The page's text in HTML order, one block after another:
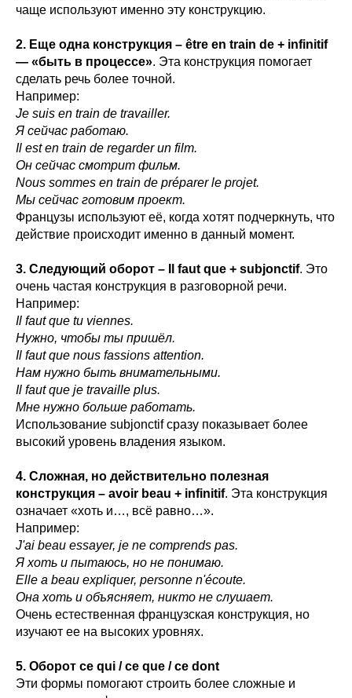
чаще используют именно эту конструкцию.
2. Еще одна конструкция – être en train de + infinitif
— «быть в процессе». Эта конструкция помогает
сделать речь более точной.
Например:
Je suis en train de travailler.
Я сейчас работаю.
Il est en train de regarder un film.
Он сейчас смотрит фильм.
Nous sommes en train de préparer le projet.
Мы сейчас готовим проект.
Французы используют её, когда хотят подчеркнуть, что
действие происходит именно в данный момент.
3. Следующий оборот – Il faut que + subjonctif. Это
очень частая конструкция в разговорной речи.
Например:
Il faut que tu viennes.
Нужно, чтобы ты пришёл.
Il faut que nous fassions attention.
Нам нужно быть внимательными.
Il faut que je travaille plus.
Мне нужно больше работать.
Использование subjonctif сразу показывает более
высокий уровень владения языком.
4. Сложная, но действительно полезная
конструкция – avoir beau + infinitif. Эта конструкция
означает «хоть и…, всё равно…».
Например:
J'ai beau essayer, je ne comprends pas.
Я хоть и пытаюсь, но не понимаю.
Elle a beau expliquer, personne n'écoute.
Она хоть и объясняет, никто не слушает.
Очень естественная французская конструкция, но
изучают ее на высоких уровнях.
5. Оборот ce qui / ce que / ce dont
Эти формы помогают строить более сложные и